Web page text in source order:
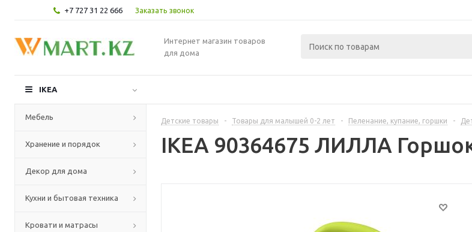
+7 727 31 22 666 Заказать звонок
Интернет магазин товаров
для дома
IKEA
Мебель
Хранение и порядок
Декор для дома
Кухни и бытовая техника
Кровати и матрасы
Детские товары - Товары для малышей 0-2 лет - Пеленание, купание, горшки -
IKEA 90364675 ЛИЛЛА